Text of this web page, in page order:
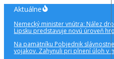
Preskočiť
obsah
Aktuálne
Nemecký minister vnútra: Nález
Lipsku predstavuje novú úroveň
Na pamätníku Pobjednik
vojakov. Zahynuli pri plnení úloh v